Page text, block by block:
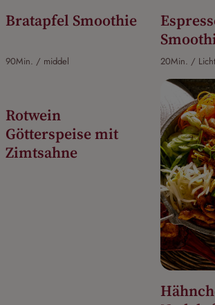
Bratapfel Smoothie
90Min. / middel 20Min. / Licht
Rotwein
Götterspeise mit
Zimtsahne